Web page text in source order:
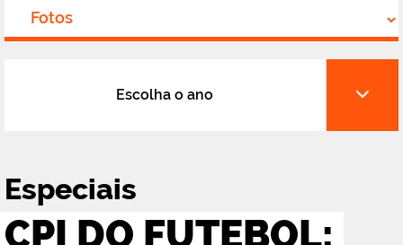
Escolha o ano
Especiais
CPI DO FUTEBOL: